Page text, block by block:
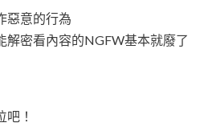
惡意的行為
解密看內容的NGFW基本就廢了
！